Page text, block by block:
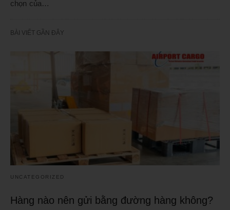
chọn của…
BÀI VIẾT GẦN ĐÂY
UNCATEGORIZED
Hàng nào nên gửi bằng đường hàng không?